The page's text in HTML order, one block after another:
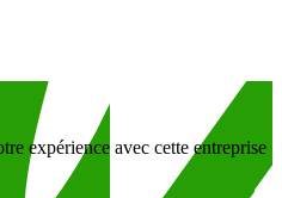
expérience avec cette entreprise